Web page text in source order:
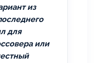
из
для
или